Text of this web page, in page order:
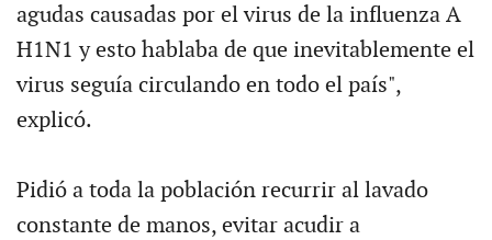
agudas causadas por el virus de la influenza A
H1N1 y esto hablaba de que inevitablemente el
virus seguía circulando en todo el país",
explicó.
Pidió a toda la población recurrir al lavado
constante de manos, evitar acudir a